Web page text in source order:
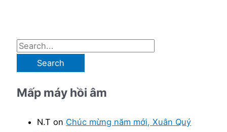
S
r
Mấp máy hồi âm
N.T on Chúc mừng năm mới, Xuân Quý